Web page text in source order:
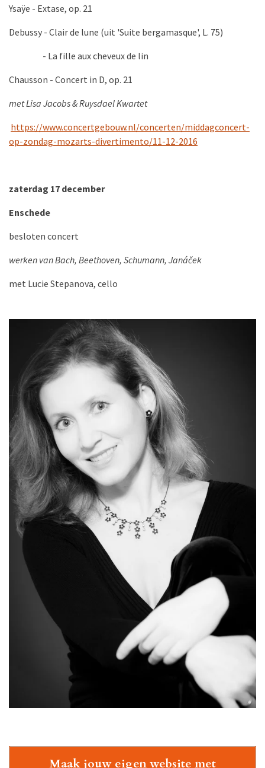
Ysaÿe - Extase, op. 21
Debussy - Clair de lune (uit 'Suite bergamasque', L. 75)
- La fille aux cheveux de lin
Chausson - Concert in D, op. 21
met Lisa Jacobs & Ruysdael Kwartet
https://www.concertgebouw.nl/concerten/middagconcert-
op-zondag-mozarts-divertimento/11-12-2016
zaterdag 17 december
Enschede
besloten concert
werken van Bach, Beethoven, Schumann, Janáček
met Lucie Stepanova, cello
Maak jouw eigen website met